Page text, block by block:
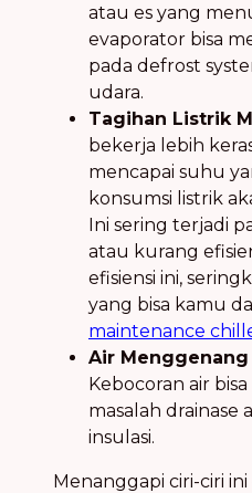
atau es yang
evaporator bisa
pada defrost
udara.
Tagihan Listrik
bekerja lebih
mencapai suhu
konsumsi listrik
Ini sering terjadi
atau kurang
efisiensi ini,
yang bisa kamu
maintenance
Air
Kebocoran air
masalah drainase
insulasi.
Menanggapi ciri-ciri